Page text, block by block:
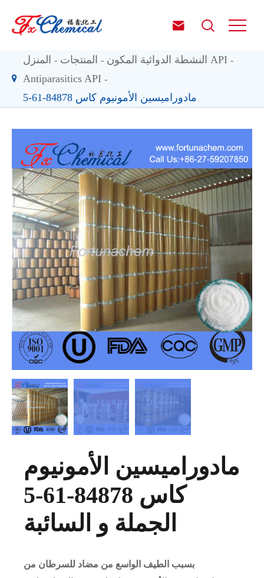
 
المنزل المنتجات
النشطة الدوائية المكون API
Antiparasitics API
مادوراميسين الأمونيوم كاس 84878-61-5
مادوراميسين الأمونيوم
كاس 84878-61-5
الجملة و السائبة
بسبب الطيف الواسع من مضاد للسرطان من